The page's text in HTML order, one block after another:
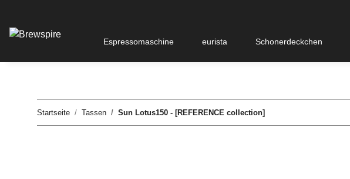
Espressomaschine eurista Schonerdeckchen
Startseite Tassen Sun Lotus150 - [REFERENCE collection]